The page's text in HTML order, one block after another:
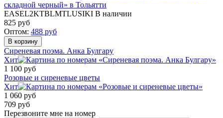
EASEL2KTBLMTLUSIKI В наличии
825 руб
Оптом: 488 руб
Сиреневая поэма. Анка Булгару
Хит
1 100 руб
Розовые и сиреневые цветы
Хит
1 060 руб
709 руб
Перезвоните мне на номер